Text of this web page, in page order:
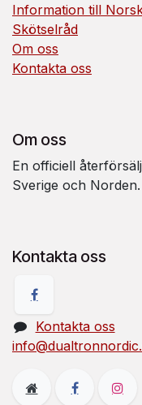
Information till
Skötselråd
Om oss
Kontakta oss
Om oss
En officiell
Sverige och Norden.
Kontakta oss
Kontakta oss